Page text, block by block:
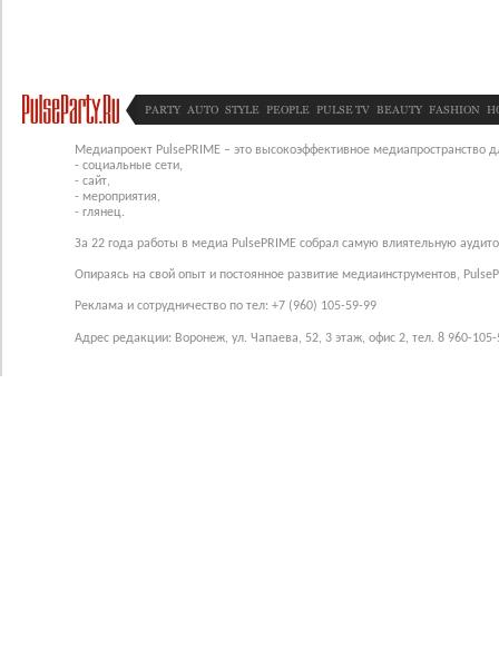
PARTY AUTO STYLE PEOPLE PULSE TV BEAUTY FASHION
Медиапроект PulsePRIME – это высокоэффективное медиапространство
- социальные сети,
- сайт,
- мероприятия,
- глянец.
За 22 года работы в медиа PulsePRIME собрал самую влиятельную
Опираясь на свой опыт и постоянное развитие медиаинструментов,
Реклама и сотрудничество по тел: +7 (960) 105-59-99
Адрес редакции: Воронеж, ул. Чапаева, 52, 3 этаж, офис 2, тел. 8 960-